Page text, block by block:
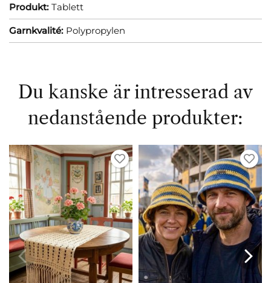
Produkt: Tablett
Garnkvalité: Polypropylen
Du kanske är intresserad av
nedanstående produkter: